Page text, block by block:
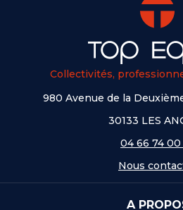
Collectivités,
980 Avenue de la
30133 LES
04 66 74 00
Nous
A